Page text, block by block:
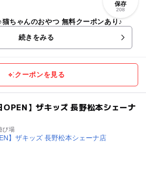
保存
208
ちゃんのおやつ 無料クーポンあり♪
続きをみる
クーポンを見る
OPEN】ザキッズ 長野松本シェーナ
び場